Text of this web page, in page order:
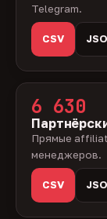
Telegram.
CSV
6 630
Прямые
менеджеров.
CSV